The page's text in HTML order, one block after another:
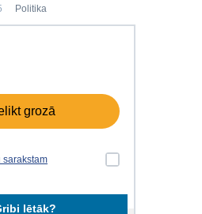
Politika
grozā
sarakstam
lētāk?